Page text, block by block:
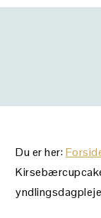
Gå
Skip
Gå
Du er her: